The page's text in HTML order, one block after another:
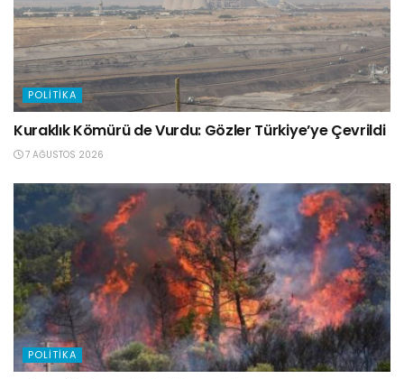
POLITIKA
Kuraklık Kömürü de Vurdu: Gözler Türkiye’ye Çevrildi
7 AĞUSTOS 2026
POLITIKA